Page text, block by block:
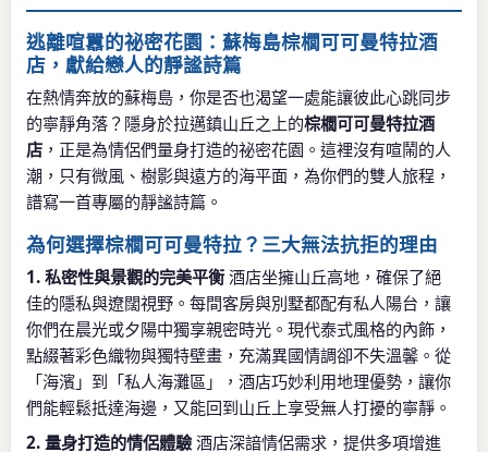
逃離喧囂的祕密花園：蘇梅島棕櫚可可曼特拉酒
店，獻給戀人的靜謐詩篇
在熱情奔放的蘇梅島，你是否也渴望一處能讓彼此心跳同步
的寧靜角落？隱身於拉邁鎮山丘之上的棕櫚可可曼特拉酒
店 ，正是為情侶們量身打造的祕密花園。這裡沒有喧鬧的人
潮，只有微風、樹影與遠方的海平面，為你們的雙人旅程，
譜寫一首專屬的靜謐詩篇。
為何選擇棕櫚可可曼特拉？三大無法抗拒的理由
1. 私密性與景觀的完美平衡酒店坐擁山丘高地，確保了絕
佳的隱私與遼闊視野。每間客房與別墅都配有私人陽台，讓
你們在晨光或夕陽中獨享親密時光。現代泰式風格的內飾，
點綴著彩色織物與獨特壁畫，充滿異國情調卻不失溫馨。從
「海濱」到「私人海灘區」，酒店巧妙利用地理優勢，讓你
們能輕鬆抵達海邊，又能回到山丘上享受無人打擾的寧靜。
2. 量身打造的情侶體驗酒店深諳情侶需求，提供多項增進